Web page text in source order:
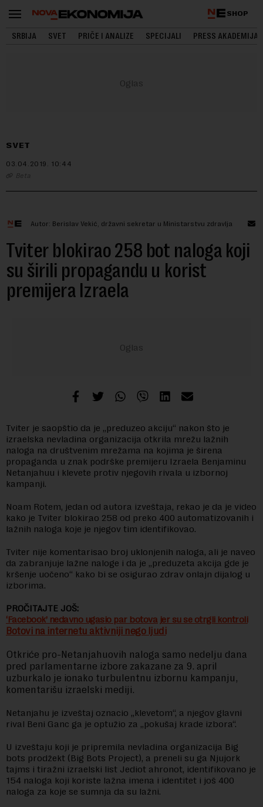
SHOP
SRBIJA SVET PRIČE I ANALIZE SPECIJALI PRESS AKADEMIJA
SVET
03.04.2019. 10:44
Beta
Autor: Berislav Vekić, državni sekretar u Ministarstvu zdravlja
Tviter blokirao 258 bot naloga koji
su širili propagandu u korist
premijera Izraela
Tviter je saopštio da je „preduzeo akciju“ nakon što je
izraelska nevladina organizacija otkrila mrežu lažnih
naloga na društvenim mrežama na kojima je širena
propaganda u znak podrške premijeru Izraela Benjaminu
Netanjahuu i klevete protiv njegovih rivala u izbornoj
kampanji.
Noam Rotem, jedan od autora izveštaja, rekao je da je video
kako je Tviter blokirao 258 od preko 400 automatizovanih i
lažnih naloga koje je njegov tim identifikovao.
Tviter nije komentarisao broj uklonjenih naloga, ali je naveo
da zabranjuje lažne naloge i da je „preduzeta akcija gde je
kršenje uočeno“ kako bi se osigurao zdrav onlajn dijalog u
izborima.
PROČITAJTE JOŠ:
‘Facebook’ nedavno ugasio par botova jer su se otrgli kontroli
Botovi na internetu aktivniji nego ljudi
Otkriće pro-Netanjahuovih naloga samo nedelju dana
pred parlamentarne izbore zakazane za 9. april
uzburkalo je ionako turbulentnu izbornu kampanju,
komentarišu izraelski mediji.
Netanjahu je izveštaj oznacio „klevetom“, a njegov glavni
rival Beni Ganc ga je optužio za „pokušaj krade izbora“.
U izveštaju koji je pripremila nevladina organizacija Big
bots prodžekt (Big Bots Project), a preneli su ga Njujork
tajms i tiražni izraelski list Jediot ahronot, identifikovano je
154 naloga koji koriste lažna imena i identitet i još 400
naloga za koje se sumnja da su lažni.